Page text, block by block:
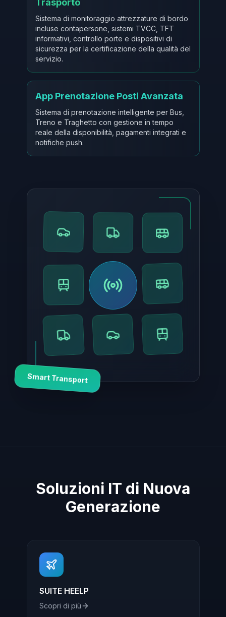
Trasporto
Sistema di monitoraggio attrezzature di bordo
incluse contapersone, sistemi TVCC, TFT
informativi, controllo porte e dispositivi di
sicurezza per la certificazione della qualità del
servizio.
App Prenotazione Posti Avanzata
Sistema di prenotazione intelligente per Bus,
Treno e Traghetto con gestione in tempo
reale della disponibilità, pagamenti integrati e
notifiche push.
Smart Transport
Soluzioni IT di Nuova
Generazione
SUITE HEELP
Scopri di più